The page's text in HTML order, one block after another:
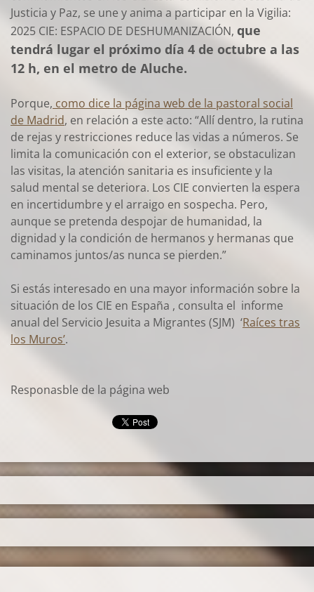
Justicia y Paz, se une y anima a participar en la Vigilia:
2025 CIE: ESPACIO DE DESHUMANIZACIÓN, que
tendrá lugar el próximo día 4 de octubre a las
12 h, en el metro de Aluche.
Porque, como dice la página web de la pastoral social
de Madrid, en relación a este acto: “Allí dentro, la rutina
de rejas y restricciones reduce las vidas a números. Se
limita la comunicación con el exterior, se obstaculizan
las visitas, la atención sanitaria es insuficiente y la
salud mental se deteriora. Los CIE convierten la espera
en incertidumbre y el arraigo en sospecha. Pero,
aunque se pretenda despojar de humanidad, la
dignidad y la condición de hermanos y hermanas que
caminamos juntos/as nunca se pierden.”
Si estás interesado en una mayor información sobre la
situación de los CIE en España , consulta el informe
anual del Servicio Jesuita a Migrantes (SJM) ‘Raíces tras
los Muros’.
Responasble de la página web